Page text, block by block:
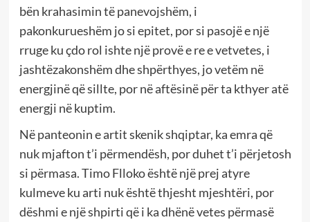
bën krahasimin të panevojshëm, i
pakonkurueshëm jo si epitet, por si pasojë e një
rruge ku çdo rol ishte një provë e re e vetvetes, i
jashtëzakonshëm dhe shpërthyes, jo vetëm në
energjinë që sillte, por në aftësinë për ta kthyer atë
energji në kuptim.
Në panteonin e artit skenik shqiptar, ka emra që
nuk mjafton t’i përmendësh, por duhet t’i përjetosh
si përmasa. Timo Flloko është një prej atyre
kulmeve ku arti nuk është thjesht mjeshtëri, por
dëshmi e një shpirti që i ka dhënë vetes përmasë